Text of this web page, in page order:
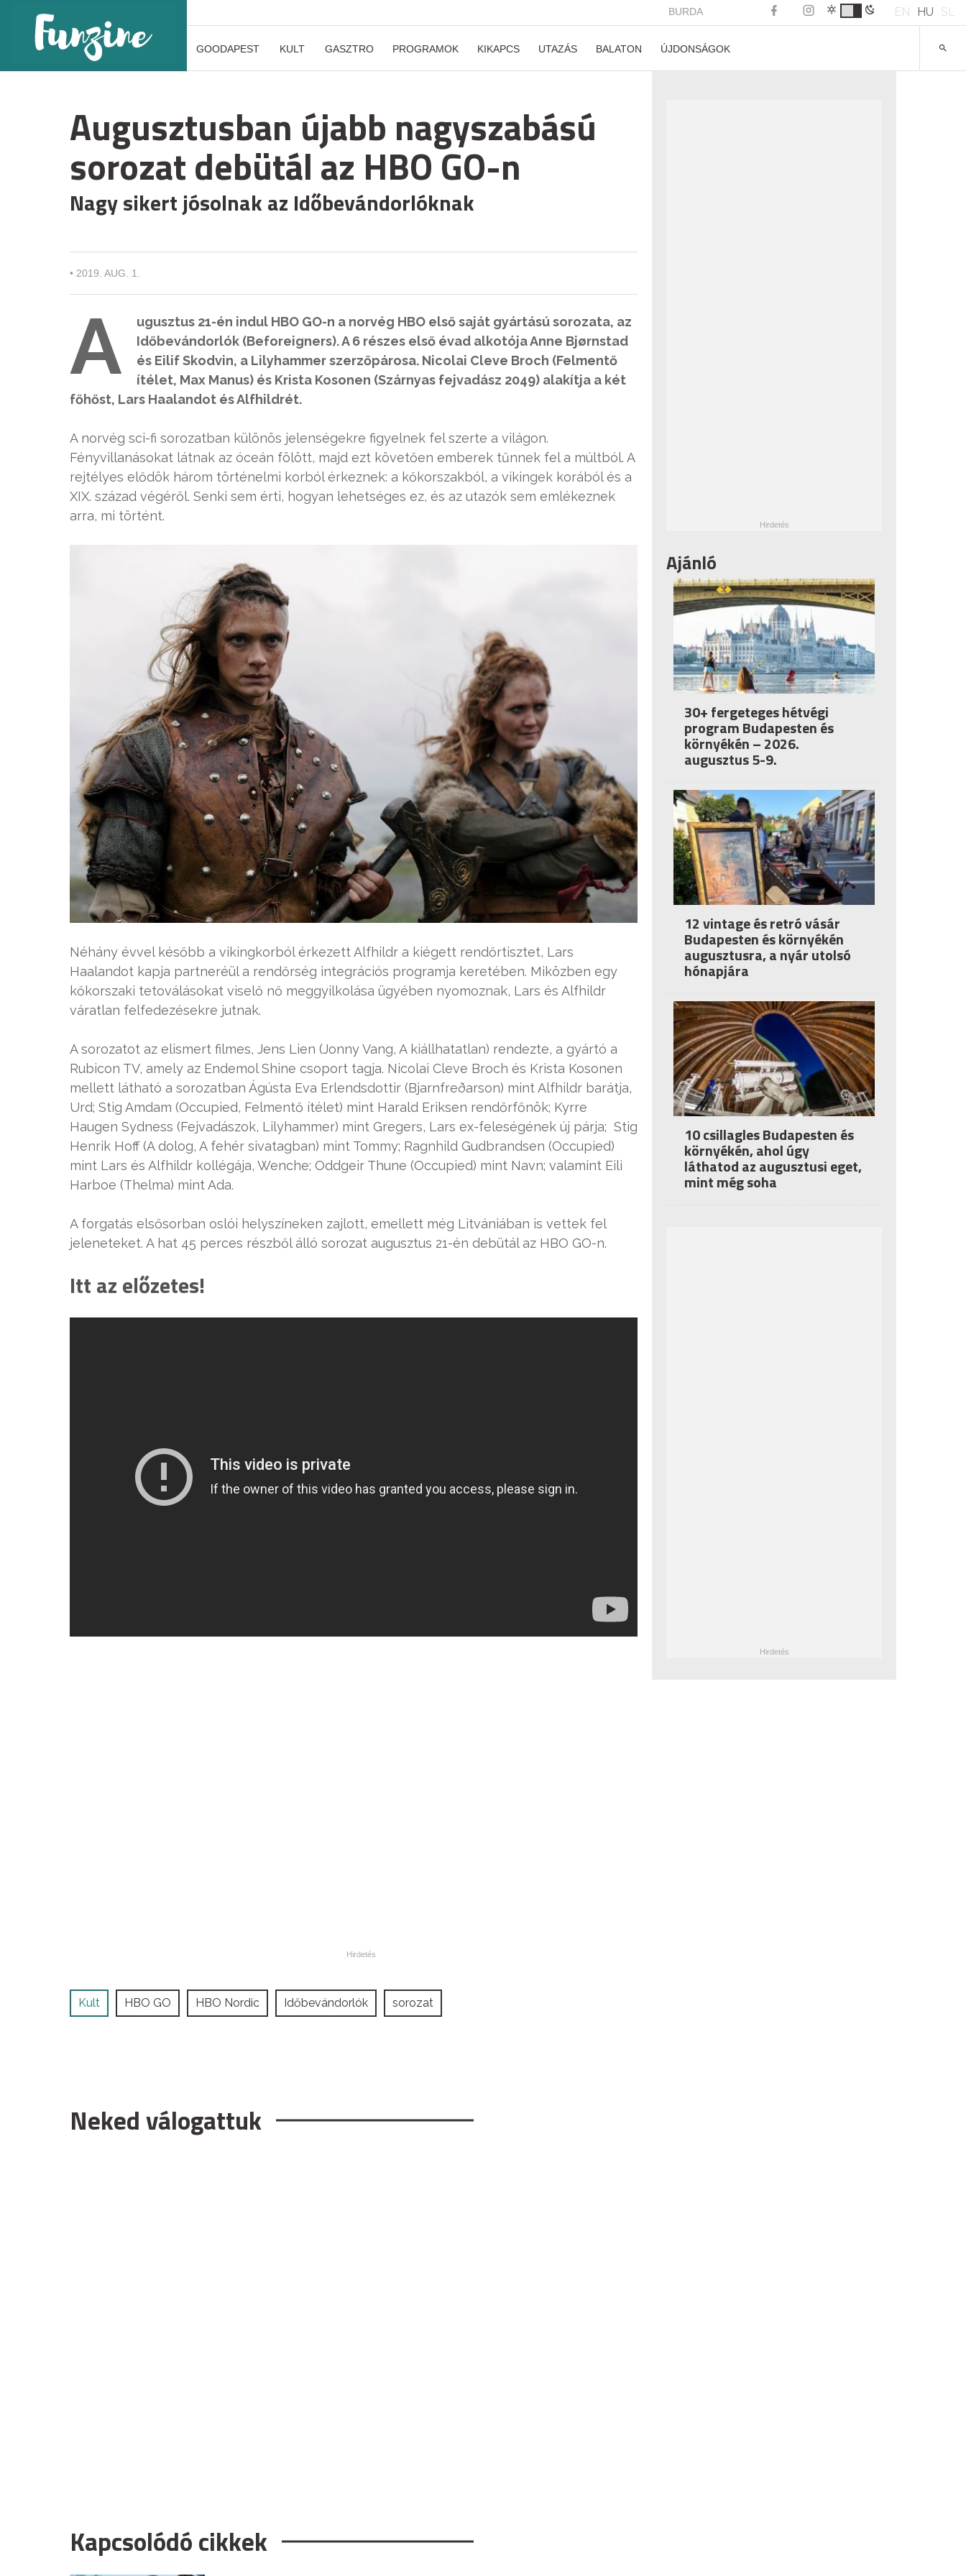
BURDA EN HU SL
GOODAPEST KULT GASZTRO PROGRAMOK KIKAPCS UTAZÁS BALATON ÚJDONSÁGOK
Augusztusban újabb nagyszabású
sorozat debütál az HBO GO-n
Nagy sikert jósolnak az Időbevándorlóknak
• 2019. AUG. 1.
A
ugusztus 21-én indul HBO GO-n a norvég HBO első saját gyártású sorozata, az
Időbevándorlók (Beforeigners). A 6 részes első évad alkotója Anne Bjørnstad
és Eilif Skodvin, a Lilyhammer szerzőpárosa. Nicolai Cleve Broch (Felmentő
ítélet, Max Manus) és Krista Kosonen (Szárnyas fejvadász 2049) alakítja a két
főhőst, Lars Haalandot és Alfhildrét.
A norvég sci-fi sorozatban különös jelenségekre figyelnek fel szerte a világon.
Fényvillanásokat látnak az óceán fölött, majd ezt követően emberek tűnnek fel a múltból. A
rejtélyes elődök három történelmi korból érkeznek: a kőkorszakból, a vikingek korából és a
XIX. század végéről. Senki sem érti, hogyan lehetséges ez, és az utazók sem emlékeznek
arra, mi történt.
Néhány évvel később a vikingkorból érkezett Alfhildr a kiégett rendőrtisztet, Lars
Haalandot kapja partneréül a rendőrség integrációs programja keretében. Miközben egy
kőkorszaki tetoválásokat viselő nő meggyilkolása ügyében nyomoznak, Lars és Alfhildr
váratlan felfedezésekre jutnak.
A sorozatot az elismert filmes, Jens Lien (Jonny Vang, A kiállhatatlan) rendezte, a gyártó a
Rubicon TV, amely az Endemol Shine csoport tagja. Nicolai Cleve Broch és Krista Kosonen
mellett látható a sorozatban Ágústa Eva Erlendsdottir (Bjarnfreðarson) mint Alfhildr barátja,
Urd; Stig Amdam (Occupied, Felmentő ítélet) mint Harald Eriksen rendőrfőnök; Kyrre
Haugen Sydness (Fejvadászok, Lilyhammer) mint Gregers, Lars ex-feleségének új párja; Stig
Henrik Hoff (A dolog, A fehér sivatagban) mint Tommy; Ragnhild Gudbrandsen (Occupied)
mint Lars és Alfhildr kollégája, Wenche; Oddgeir Thune (Occupied) mint Navn; valamint Eili
Harboe (Thelma) mint Ada.
A forgatás elsősorban oslói helyszíneken zajlott, emellett még Litvániában is vettek fel
jeleneteket. A hat 45 perces részből álló sorozat augusztus 21-én debütál az HBO GO-n.
Itt az előzetes!
Kult HBO GO HBO Nordic Időbevándorlók sorozat
Neked válogattuk
Kapcsolódó cikkek
Ajánló
30+ fergeteges hétvégi
program Budapesten és
környékén – 2026.
augusztus 5-9.
12 vintage és retró vásár
Budapesten és környékén
augusztusra, a nyár utolsó
hónapjára
10 csillagles Budapesten és
környékén, ahol úgy
láthatod az augusztusi eget,
mint még soha